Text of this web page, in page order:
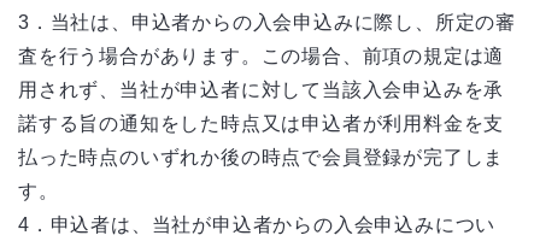
3．当社は、申込者からの入会申込みに際し、所定の審
査を行う場合があります。この場合、前項の規定は適
用されず、当社が申込者に対して当該入会申込みを承
諾する旨の通知をした時点又は申込者が利用料金を支
払った時点のいずれか後の時点で会員登録が完了しま
す。
4．申込者は、当社が申込者からの入会申込みについ